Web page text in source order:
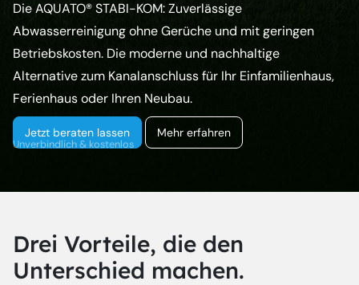
Die AQUATO® STABI-KOM: Zuverlässige
Abwasserreinigung ohne Gerüche und mit geringen
Betriebskosten. Die moderne und nachhaltige
Alternative zum Kanalanschluss für Ihr Einfamilienhaus,
Ferienhaus oder Ihren Neubau.
Jetzt beraten lassen Mehr erfahren
Unverbindlich & kostenlos
Drei Vorteile, die den
Unterschied machen.